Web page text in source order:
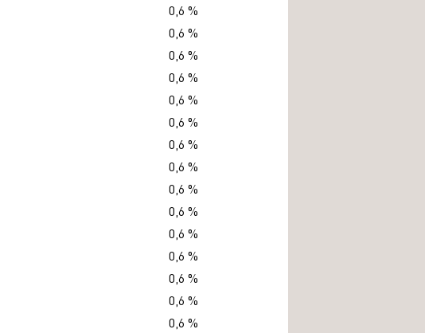
0,6 %
0,6 %
0,6 %
0,6 %
0,6 %
0,6 %
0,6 %
0,6 %
0,6 %
0,6 %
0,6 %
0,6 %
0,6 %
0,6 %
0,6 %